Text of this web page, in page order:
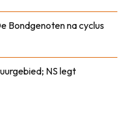
Bondgenoten na cyclus
NS legt